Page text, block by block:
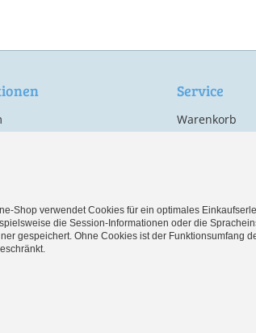
Service
Warenkorb
Konto
Cookie-
Shop verwendet Cookies für ein optimales
die Session-Informationen oder die
gespeichert. Ohne Cookies ist der Funktionsumfang